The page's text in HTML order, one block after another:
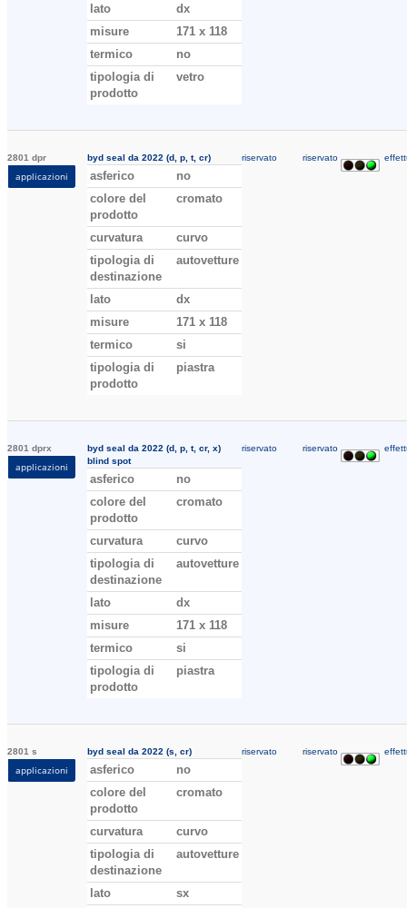
lato
dx
misure
171 x 118
termico
no
tipologia di
prodotto
vetro
2801 dpr
applicazioni
byd seal da 2022 (d, p, t, cr)
asferico
no
colore del
prodotto
cromato
curvatura
curvo
tipologia di
destinazione
autovetture
lato
dx
misure
171 x 118
termico
si
tipologia di
prodotto
piastra
riservato riservato
2801 dprx
applicazioni
byd seal da 2022 (d, p, t, cr, x)
blind spot
asferico
no
colore del
prodotto
cromato
curvatura
curvo
tipologia di
destinazione
autovetture
lato
dx
misure
171 x 118
termico
si
tipologia di
prodotto
piastra
riservato riservato
2801 s
applicazioni
byd seal da 2022 (s, cr)
asferico
no
colore del
prodotto
cromato
curvatura
curvo
tipologia di
destinazione
autovetture
lato
sx
riservato riservato